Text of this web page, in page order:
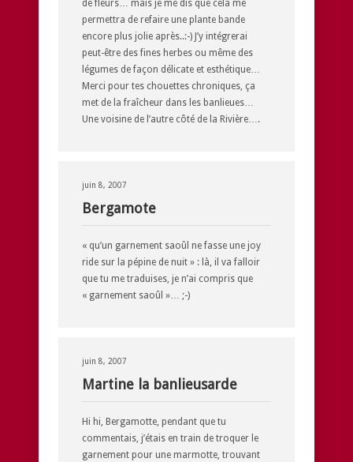
de fleurs… mais je me dis que cela me
permettra de refaire une plante bande
encore plus jolie après..:-) J’y intégrerai
peut-être des fines herbes ou même des
légumes de façon délicate et esthétique…
Merci pour tes chouettes chroniques, ça
met de la fraîcheur dans les banlieues…
Une voisine de l’autre côté de la Rivière….
juin 8, 2007
Bergamote
« qu’un garnement saoûl ne fasse une joy
ride sur la pépine de nuit » : là, il va falloir
que tu me traduises, je n’ai compris que
« garnement saoûl »… ;-)
juin 8, 2007
Martine la banlieusarde
Hi hi, Bergamotte, pendant que tu
commentais, j’étais en train de troquer le
garnement pour une marmotte, trouvant